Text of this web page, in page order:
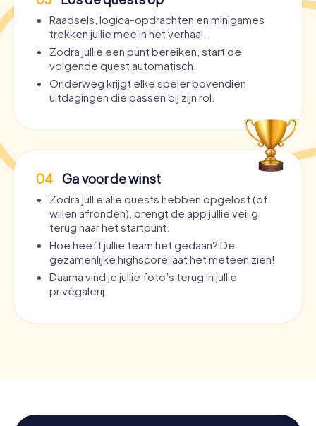
Raadsels, logica-opdrachten en minigames
trekken jullie mee in het verhaal.
Zodra jullie een punt bereiken, start de
volgende quest automatisch.
Onderweg krijgt elke speler bovendien
uitdagingen die passen bij zijn rol.
04 Ga voor de winst
Zodra jullie alle quests hebben opgelost (of
willen afronden), brengt de app jullie veilig
terug naar het startpunt.
Hoe heeft jullie team het gedaan? De
gezamenlijke highscore laat het meteen zien!
Daarna vind je jullie foto’s terug in jullie
privégalerij.